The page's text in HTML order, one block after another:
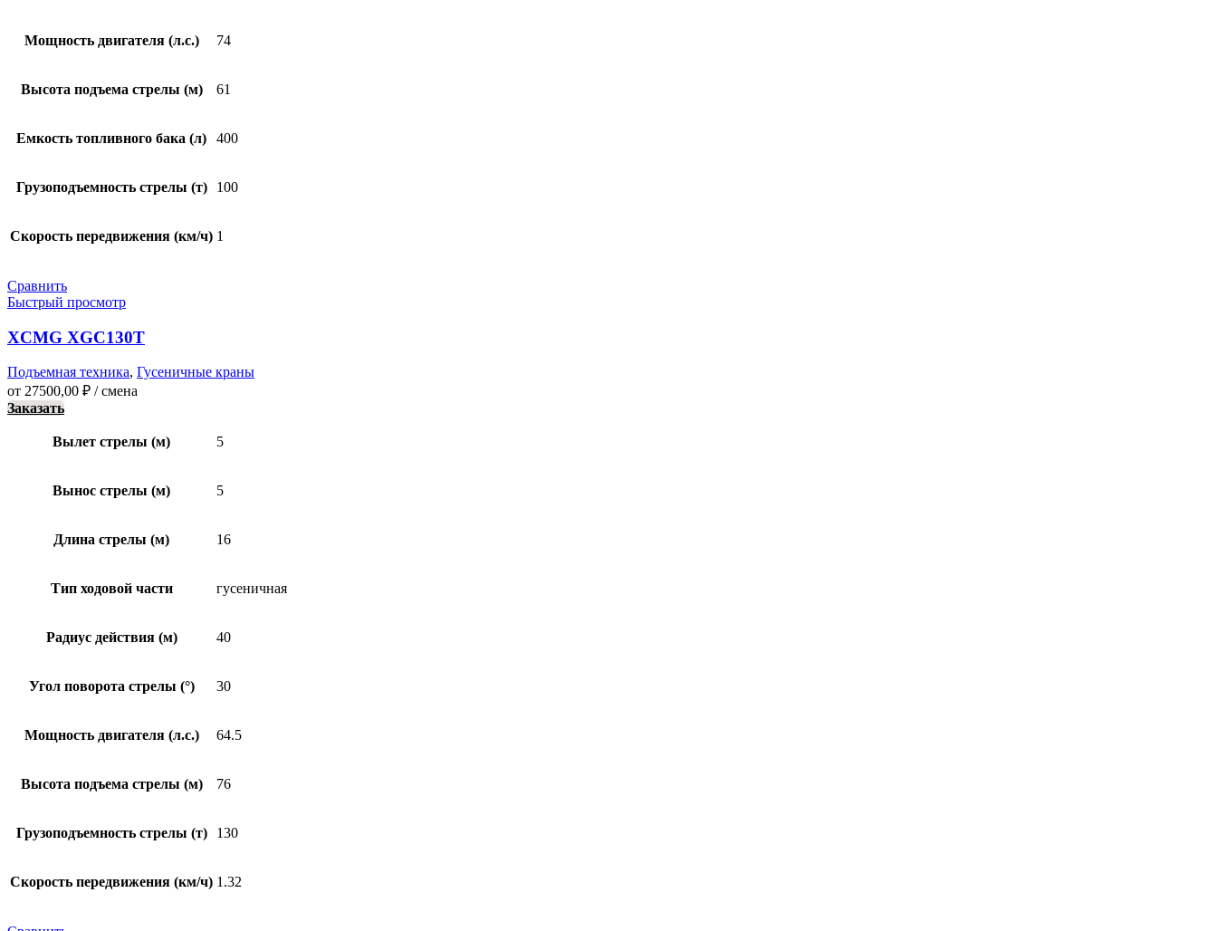
Мощность двигателя (л.с.) 74
Высота подъема стрелы (м) 61
Емкость топливного бака (л) 400
Грузоподъемность стрелы (т) 100
Скорость передвижения (км/ч) 1
Сравнить
Быстрый просмотр
XCMG XGC130T
Подъемная техника, Гусеничные краны
от 27500,00 ₽ / смена
Заказать
Вылет стрелы (м) 5
Вынос стрелы (м) 5
Длина стрелы (м) 16
Тип ходовой части гусеничная
Радиус действия (м) 40
Угол поворота стрелы (°) 30
Мощность двигателя (л.с.) 64.5
Высота подъема стрелы (м) 76
Грузоподъемность стрелы (т) 130
Скорость передвижения (км/ч) 1.32